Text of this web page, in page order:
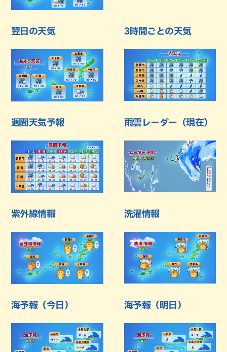
翌日の天気 3時間ごとの天気
週間天気予報 雨雲レーダー（現在）
紫外線情報 洗濯情報
海予報（今日） 海予報（明日）